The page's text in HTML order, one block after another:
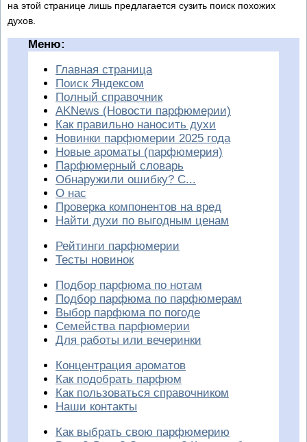
на этой странице лишь предлагается сузить поиск похожих
духов.
Меню:
Главная страница
Поиск Яндексом
Полный справочник
AKNews (Новости парфюмерии)
Как правильно наносить духи
Новинки парфюмерии 2025 года
Новые ароматы (парфюмерия)
Парфюмерный словарь
Обнаружили ошибку? С...
О нас
Проверка компонентов на вред
Найти духи по выгодным ценам
Рейтинги парфюмерии
Тесты новинок
Подбор парфюма по нотам
Подбор парфюма по парфюмерам
Выбор парфюма по погоде
Семейства парфюмерии
Для работы или вечеринки
Концентрация ароматов
Как подобрать парфюм
Как пользоваться справочником
Наши контакты
Как выбрать свою парфюмерию